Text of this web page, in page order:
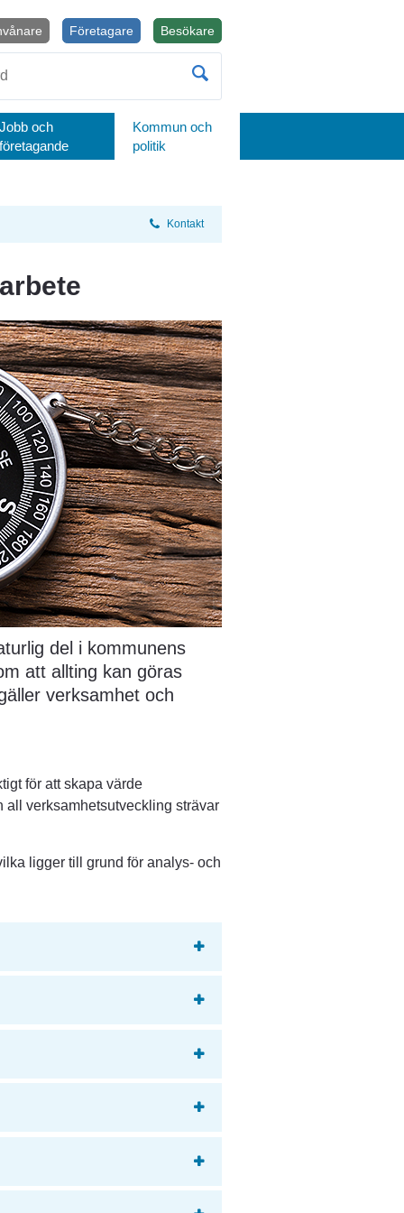
BesökareÖppnas i nytt fönster.
Företagare
Jobb och
företagande
Kommun och
politik
Kontakt
del i kommunens
att allting kan göras
verksamhet och
för att skapa värde
all verksamhetsutveckling strävar
ligger till grund för analys- och